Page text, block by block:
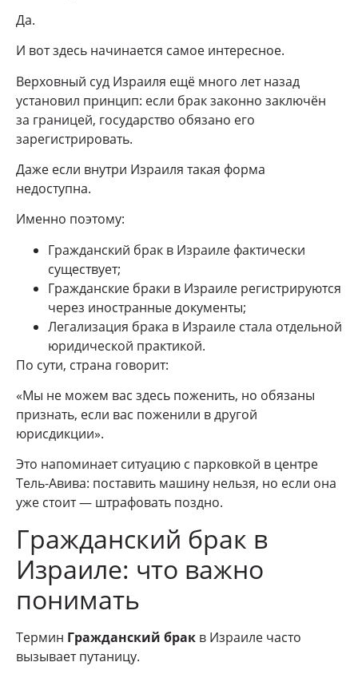
Да.
И вот здесь начинается самое интересное.
Верховный суд Израиля ещё много лет назад
установил принцип: если брак законно заключён
за границей, государство обязано его
зарегистрировать.
Даже если внутри Израиля такая форма
недоступна.
Именно поэтому:
Гражданский брак в Израиле фактически
существует;
Гражданские браки в Израиле регистрируются
через иностранные документы;
Легализация брака в Израиле стала отдельной
юридической практикой.
По сути, страна говорит:
«Мы не можем вас здесь поженить, но обязаны
признать, если вас поженили в другой
юрисдикции».
Это напоминает ситуацию с парковкой в центре
Тель-Авива: поставить машину нельзя, но если она
уже стоит — штрафовать поздно.
Гражданский брак в
Израиле: что важно
понимать
Термин Гражданский брак в Израиле часто
вызывает путаницу.